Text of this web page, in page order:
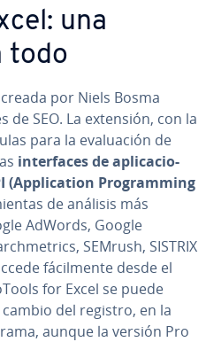
una
todo
por Niels Bosma
SEO. La extensión, con la
para la eva­lua­ción de
in­te­r­fa­ces de apli­ca­cio­
(Ap­pli­ca­tion Pro­gra­m­mi­ng
de análisis más
AdWords, Google
SEMrush, SISTRIX
fá­ci­l­me­n­te desde el
for Excel se puede
del registro, en la
aunque la versión Pro